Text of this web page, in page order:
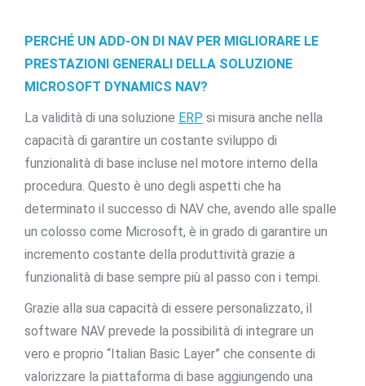
PERCHÉ UN ADD-ON DI NAV PER MIGLIORARE LE
PRESTAZIONI GENERALI DELLA SOLUZIONE
MICROSOFT DYNAMICS NAV?
La validità di una soluzione ERP si misura anche nella
capacità di garantire un costante sviluppo di
funzionalità di base incluse nel motore interno della
procedura. Questo è uno degli aspetti che ha
determinato il successo di NAV che, avendo alle spalle
un colosso come Microsoft, è in grado di garantire un
incremento costante della produttività grazie a
funzionalità di base sempre più al passo con i tempi.
Grazie alla sua capacità di essere personalizzato, il
software NAV prevede la possibilità di integrare un
vero e proprio “Italian Basic Layer” che consente di
valorizzare la piattaforma di base aggiungendo una